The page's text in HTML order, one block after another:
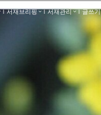
ｌ서재브리핑 ｌ서재관리 ｌ글쓰기